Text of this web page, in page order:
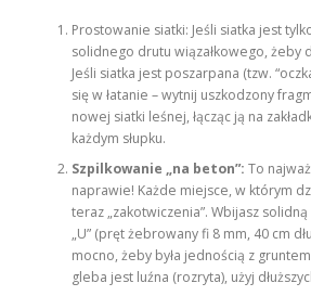
Prostowanie siatki: Jeśli siatka jest
solidnego drutu wiązałkowego, żeby
Jeśli siatka jest poszarpana (tzw.
się w łatanie – wytnij uszkodzony
nowej siatki leśnej, łącząc ją na
każdym słupku.
Szpilkowanie „na beton”: To
naprawie! Każde miejsce, w którym
teraz „zakotwiczenia”. Wbijasz
„U” (pręt żebrowany fi 8 mm, 40 cm
mocno, żeby była jednością z
gleba jest luźna (rozryta), użyj